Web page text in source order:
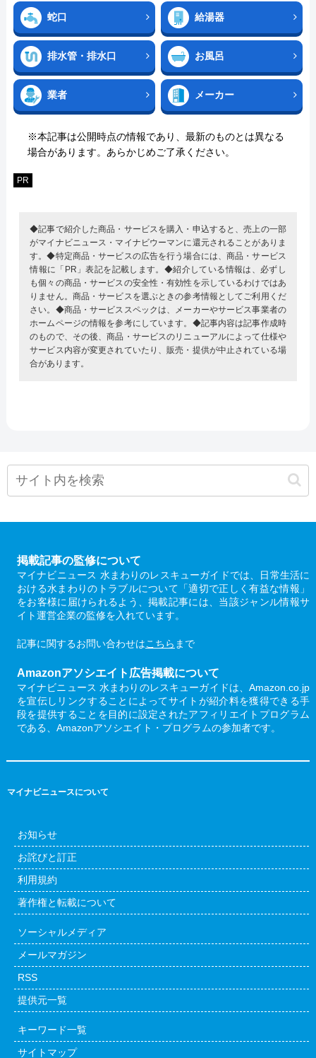
蛇口 給湯器
排水管・排水口 お風呂
業者 メーカー
※本記事は公開時点の情報であり、最新のものとは異なる
場合があります。あらかじめご了承ください。
PR
◆記事で紹介した商品・サービスを購入・申込すると、売上の一部
がマイナビニュース・マイナビウーマンに還元されることがありま
す。◆特定商品・サービスの広告を行う場合には、商品・サービス
情報に「PR」表記を記載します。◆紹介している情報は、必ずし
も個々の商品・サービスの安全性・有効性を示しているわけではあ
りません。商品・サービスを選ぶときの参考情報としてご利用くだ
さい。◆商品・サービススペックは、メーカーやサービス事業者の
ホームページの情報を参考にしています。◆記事内容は記事作成時
のもので、その後、商品・サービスのリニューアルによって仕様や
サービス内容が変更されていたり、販売・提供が中止されている場
合があります。
掲載記事の監修について
マイナビニュース 水まわりのレスキューガイドでは、日常生活に
おける水まわりのトラブルについて「適切で正しく有益な情報」
をお客様に届けられるよう、掲載記事には、当該ジャンル情報サ
イト運営企業の監修を入れています。
記事に関するお問い合わせはこちら まで
Amazonアソシエイト広告掲載について
マイナビニュース 水まわりのレスキューガイドは、Amazon.co.jp
を宣伝しリンクすることによってサイトが紹介料を獲得できる手
段を提供することを目的に設定されたアフィリエイトプログラム
である、Amazonアソシエイト・プログラムの参加者です。
マイナビニュースについて
お知らせ
お詫びと訂正
利用規約
著作権と転載について
ソーシャルメディア
メールマガジン
RSS
提供元一覧
キーワード一覧
サイトマップ